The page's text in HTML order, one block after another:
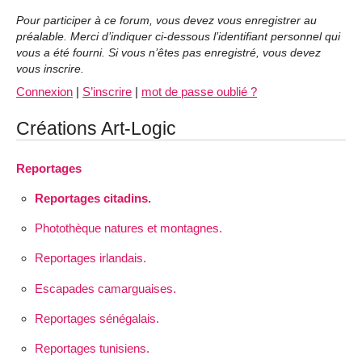
Pour participer à ce forum, vous devez vous enregistrer au
préalable. Merci d’indiquer ci-dessous l’identifiant personnel qui
vous a été fourni. Si vous n’êtes pas enregistré, vous devez
vous inscrire.
Connexion | S’inscrire | mot de passe oublié ?
Créations Art-Logic
Reportages
Reportages citadins.
Photothèque natures et montagnes.
Reportages irlandais.
Escapades camarguaises.
Reportages sénégalais.
Reportages tunisiens.